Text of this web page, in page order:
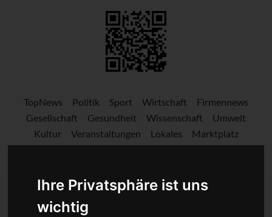
Ihre Privatsphäre ist uns
wichtig
TopNews Politik Sport Wirtschaft
Firmennews
Gesellschaft
Gesundheit Wissenschaft
Umwelt
Kultur
Veranstaltungen Lokales
Marktplatz
Stellenangebote